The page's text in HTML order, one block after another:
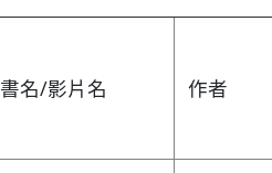
書名/影片名 作者